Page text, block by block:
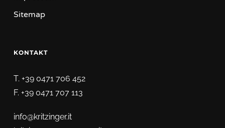
Sitemap
KONTAKT
T. +39 0471 706 452
F. +39 0471 707 113
info@kritzinger.it